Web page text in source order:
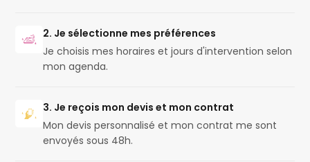
2. Je sélectionne mes préférences
Je choisis mes horaires et jours d'intervention selon
mon agenda.
3. Je reçois mon devis et mon contrat
Mon devis personnalisé et mon contrat me sont
envoyés sous 48h.